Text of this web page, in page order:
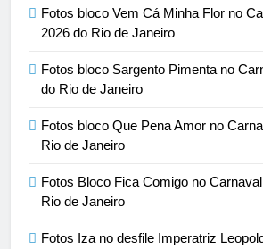
Fotos bloco Vem Cá Minha Flor no
2026 do Rio de Janeiro
Fotos bloco Sargento Pimenta no
do Rio de Janeiro
Fotos bloco Que Pena Amor no
Rio de Janeiro
Fotos Bloco Fica Comigo no
Rio de Janeiro
Fotos Iza no desfile Imperatriz